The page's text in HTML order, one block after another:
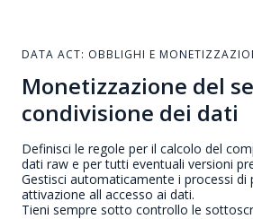
DATA ACT: OBBLIGHI E
Monetizzazione del
condivisione dei dati
Definisci le regole per il calcolo del
dati raw e per tutti eventuali versioni
Gestisci automaticamente i processi di
attivazione all accesso ai dati.
Tieni sempre sotto controllo le